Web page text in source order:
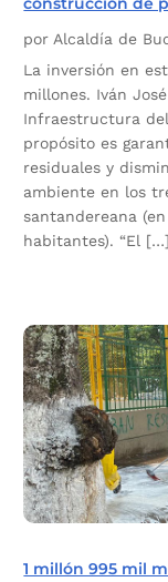
porAlcaldía de
La inversión en
millones. Iván
Infraestructura
propósito es
residuales y
ambiente en los
santandereana
habitantes). “El […]
1 millón 995 mil